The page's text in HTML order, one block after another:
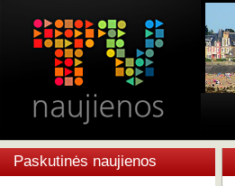
Paskutinės naujienos